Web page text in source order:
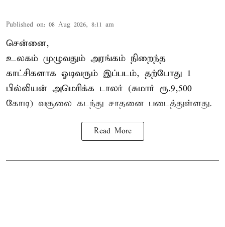
Published on: 08 Aug 2026, 8:11 am
சென்னை,
உலகம் முழுவதும் அரங்கம் நிறைந்த
காட்சிகளாக ஓடிவரும் இப்படம், தற்போது 1
பில்லியன் அமெரிக்க டாலர் (சுமார் ரூ.9,500
கோடி) வசூலை கடந்து சாதனை படைத்துள்ளது.
Read More